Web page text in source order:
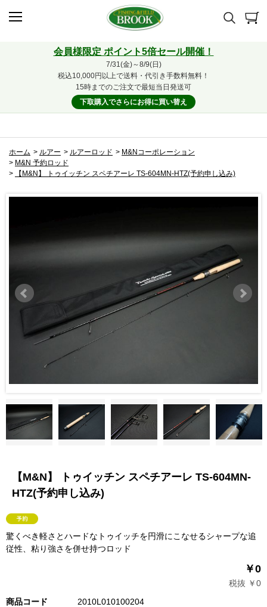
会員様限定 ポイント5倍セール開催！
7/31(金)～8/9(日)
税込10,000円以上で送料・代引き手数料無料！
15時までのご注文で最短当日発送可
下取購入でさらにお得に買い替え
ホーム > ルアー > ルアーロッド > M&Nコーポレーション
> M&N 予約ロッド
>
【M&N】 トゥイッチン スペチアーレ TS-604MN-HTZ(予約申し込み)
【M&N】 トゥイッチン スペチアーレ TS-604MN-
HTZ(予約申し込み)
驚くべき軽さとハードなトゥイッチを円滑にこなせるシャープな追
従性、粘り強さを併せ持つロッド
￥0
税抜 ￥0
商品コード
2010L010100204